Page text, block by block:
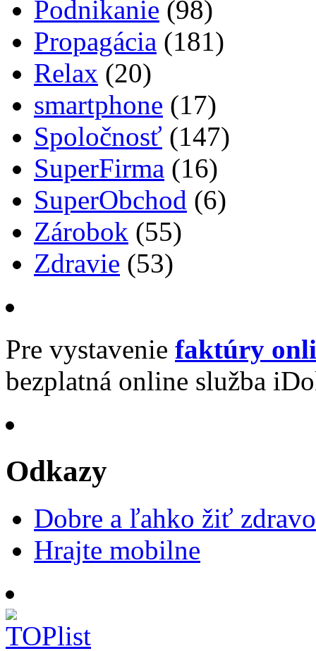
Podnikanie (98)
Propagácia (181)
Relax (20)
smartphone (17)
Spoločnosť (147)
SuperFirma (16)
SuperObchod (6)
Zárobok (55)
Zdravie (53)
Pre vystavenie faktúry
bezplatná online služba
Odkazy
Dobre a ľahko žiť zdravo
Hrajte mobilne